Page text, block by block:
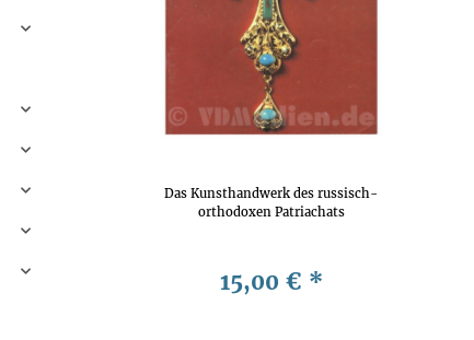
Das Kunsthandwerk des russisch-
orthodoxen Patriachats
15,00 € *